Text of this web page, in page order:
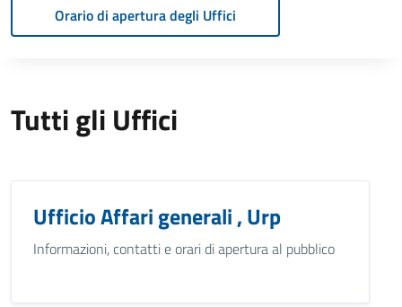
Orario di apertura degli Uffici
Tutti gli Uffici
Ufficio Affari generali , Urp
Informazioni, contatti e orari di apertura al pubblico